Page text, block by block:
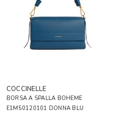
COCCINELLE
BORSA A SPALLA BOHEME
E1M50120101 DONNA BLU